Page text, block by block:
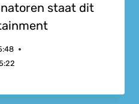
staat dit